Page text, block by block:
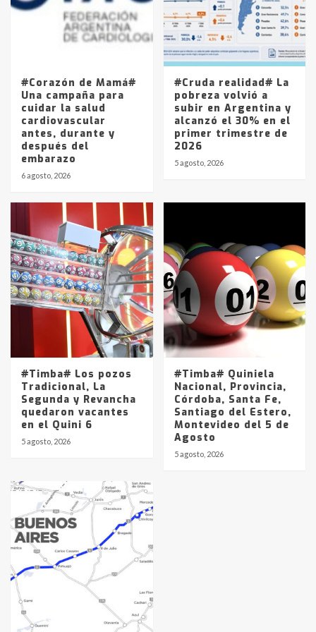
Los precios de los combustibles en
La Pampa, desde YPF hasta Axion
entre 857 a 1338 pesos
#Corazón de Mamá#
Una campaña para
cuidar la salud
cardiovascular
antes, durante y
después del
embarazo
6 agosto, 2026
#Cruda realidad# La
pobreza volvió a
subir en Argentina y
alcanzó el 30% en el
primer trimestre de
2026
5 agosto, 2026
#Timba# Los pozos
Tradicional, La
Segunda y Revancha
quedaron vacantes
en el Quini 6
5 agosto, 2026
#Timba# Quiniela
Nacional, Provincia,
Córdoba, Santa Fe,
Santiago del Estero,
Montevideo del 5 de
Agosto
5 agosto, 2026